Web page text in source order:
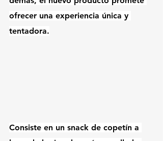
ofrecer una experiencia única y
tentadora.
Consiste en un snack de copetín a